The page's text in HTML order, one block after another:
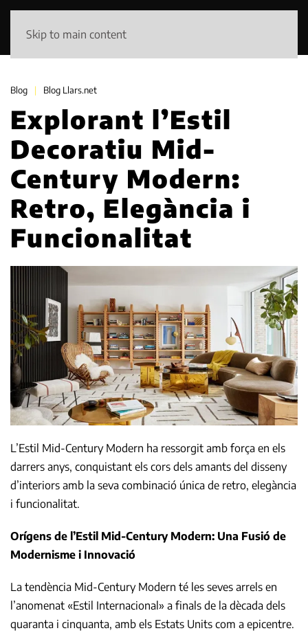
Skip to main content
Blog Blog Llars.net
Explorant l’Estil
Decoratiu Mid-
Century Modern:
Retro, Elegància i
Funcionalitat
L’Estil Mid-Century Modern ha ressorgit amb força en els
darrers anys, conquistant els cors dels amants del disseny
d’interiors amb la seva combinació única de retro, elegància
i funcionalitat.
Orígens de l’Estil Mid-Century Modern: Una Fusió de
Modernisme i Innovació
La tendència Mid-Century Modern té les seves arrels en
l’anomenat «Estil Internacional» a finals de la dècada dels
quaranta i cinquanta, amb els Estats Units com a epicentre.